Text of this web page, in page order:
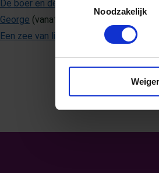
Noodzakelijk
De boer en de dierenarts
George (vanaf 10 jaar)
Een zee van liefde
(vanaf 4 jaar)